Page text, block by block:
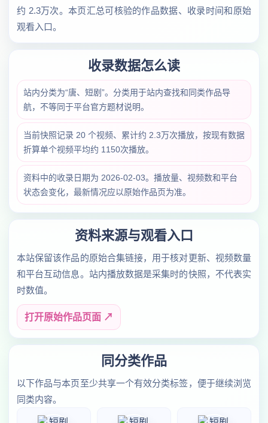
约 2.3万次。本页汇总可核验的作品数据、收录时间和原始
观看入口。
收录数据怎么读
站内分类为“唐、短剧”。分类用于站内查找和同类作品导
航，不等同于平台官方题材说明。
当前快照记录 20 个视频、累计约 2.3万次播放，按现有数据
折算单个视频平均约 1150次播放。
资料中的收录日期为 2026-02-03。播放量、视频数和平台
状态会变化，最新情况应以原始作品页为准。
资料来源与观看入口
本站保留该作品的原始合集链接，用于核对更新、视频数量
和平台互动信息。站内播放数据是采集时的快照，不代表实
时数值。
打开原始作品页面 ↗
同分类作品
以下作品与本页至少共享一个有效分类标签，便于继续浏览
同类内容。